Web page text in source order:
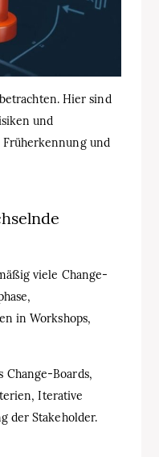
Hier sind
und
und
viele Change-
in Workshops,
Boards,
Iterative
der Stakeholder.